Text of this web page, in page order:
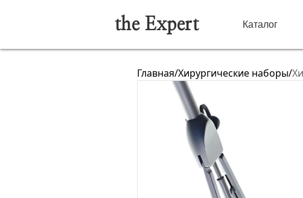
the Expert Каталог
Главная/Хирургические наборы/